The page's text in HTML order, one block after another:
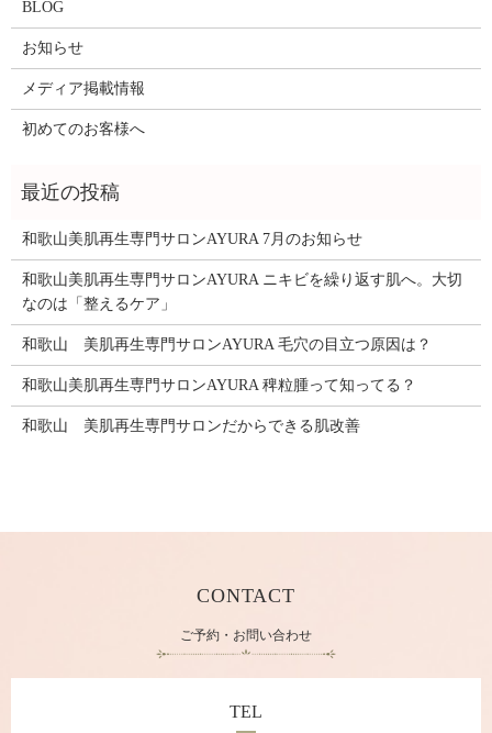
BLOG
お知らせ
メディア掲載情報
初めてのお客様へ
和歌山美肌再生専門サロンAYURA 7月のお知らせ
和歌山美肌再生専門サロンAYURA ニキビを繰り返す肌へ。大切
なのは「整えるケア」
和歌山 美肌再生専門サロンAYURA 毛穴の目立つ原因は？
和歌山美肌再生専門サロンAYURA 稗粒腫って知ってる？
和歌山 美肌再生専門サロンだからできる肌改善
CONTACT
ご予約・お問い合わせ
TEL